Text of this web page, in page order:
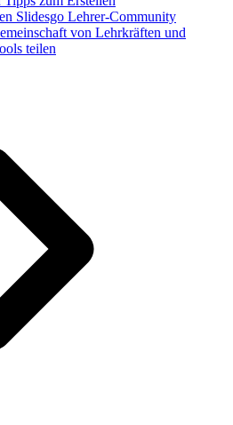
Slidesgo Lehrer-Community
von Lehrkräften und
teilen